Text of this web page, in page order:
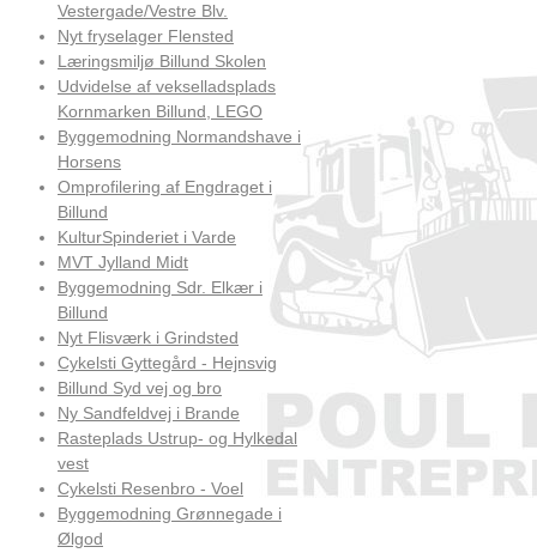
Vestergade/Vestre Blv.
Nyt fryselager Flensted
Læringsmiljø Billund Skolen
Udvidelse af vekselladsplads
Kornmarken Billund, LEGO
Byggemodning Normandshave i
Horsens
Omprofilering af Engdraget i
Billund
KulturSpinderiet i Varde
MVT Jylland Midt
Byggemodning Sdr. Elkær i
Billund
Nyt Flisværk i Grindsted
Cykelsti Gyttegård - Hejnsvig
Billund Syd vej og bro
Ny Sandfeldvej i Brande
Rasteplads Ustrup- og Hylkedal
vest
Cykelsti Resenbro - Voel
Byggemodning Grønnegade i
Ølgod